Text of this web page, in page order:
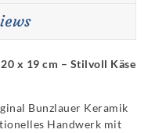
x 19 cm – Stilvoll Käse
Bunzlauer Keramik
Handwerk mit